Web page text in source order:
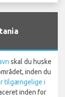
skal du huske
inden du
tilgængelige i
inden for